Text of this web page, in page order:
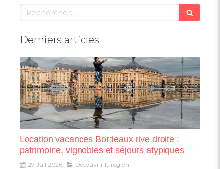
Rechercher
Derniers articles
Location vacances Bordeaux rive droite :
patrimoine, vignobles et séjours atypiques
27 Juil 2026 Découvrir la région